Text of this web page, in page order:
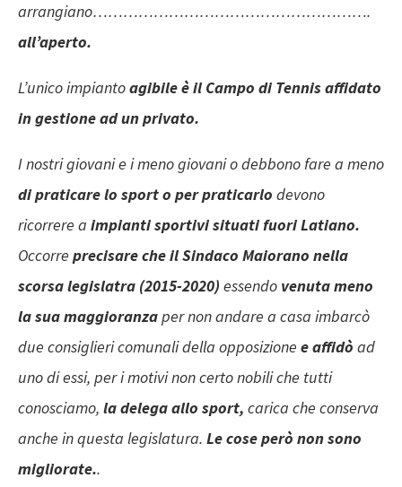
arrangiano……………………………………………….
all’aperto.
L’unico impiantoagibile è il Campo di Tennis affidato
in gestione ad un privato.
I nostri giovani e i meno giovani o debbono fare a meno
di praticare lo sport o per praticarlo devono
ricorrere a impianti sportivi situati fuori Latiano.
Occorre precisare che il Sindaco Maiorano nella
scorsa legislatra (2015-2020) essendo venuta meno
la sua maggioranzaper non andare a casa imbarcò
due consiglieri comunali della opposizione e affidò ad
uno di essi, per i motivi non certo nobili che tutti
conosciamo, la delega allo sport, carica che conserva
anche in questa legislatura. Le cose però non sono
migliorate..